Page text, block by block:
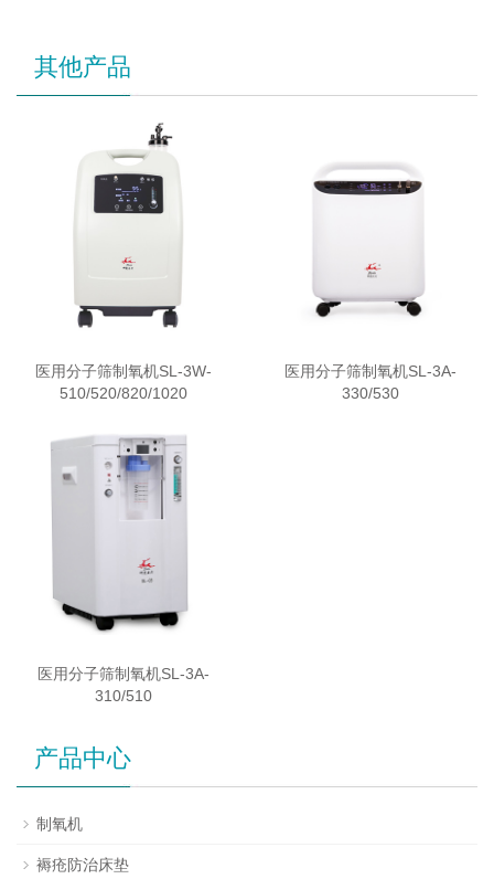
其他产品
医用分子筛制氧机SL-3W-
510/520/820/1020
医用分子筛制氧机SL-3A-
330/530
医用分子筛制氧机SL-3A-
310/510
产品中心
制氧机
褥疮防治床垫